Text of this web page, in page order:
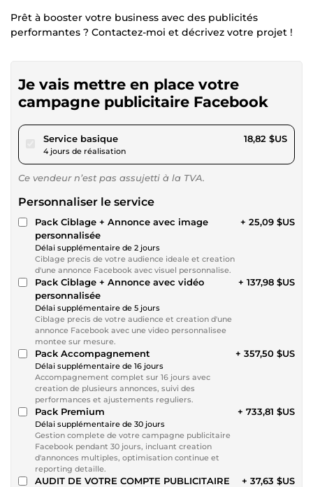
Prêt à booster votre business avec des publicités
performantes ? Contactez-moi et décrivez votre projet !
Je vais mettre en place votre
campagne publicitaire Facebook
Service basiquepour 17,34 $US
4 jours de réalisation
18,82 $US
Ce vendeur n’est pas assujetti à la TVA.
Personnaliser le service
Pack Ciblage + Annonce avec image
personnalisée
Délai supplémentaire de 2 jours
Ciblage precis de votre audience ideale et creation
d'une annonce Facebook avec visuel personnalise.
+ 25,09 $US
Pack Ciblage + Annonce avec vidéo
personnalisée
Délai supplémentaire de 5 jours
Ciblage precis de votre audience et creation d'une
annonce Facebook avec une video personnalisee
montee sur mesure.
+ 137,98 $US
Pack Accompagnement
Délai supplémentaire de 16 jours
Accompagnement complet sur 16 jours avec
creation de plusieurs annonces, suivi des
performances et ajustements reguliers.
+ 357,50 $US
Pack Premium
Délai supplémentaire de 30 jours
Gestion complete de votre campagne publicitaire
Facebook pendant 30 jours, incluant creation
d'annonces multiples, optimisation continue et
reporting detaille.
+ 733,81 $US
AUDIT DE VOTRE COMPTE PUBLICITAIRE
+ 37,63 $US